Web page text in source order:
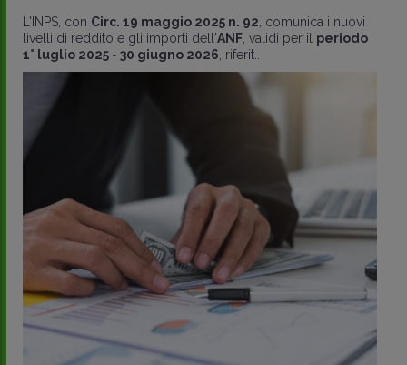
L'INPS, con Circ. 19 maggio 2025 n. 92 , comunica i nuovi
livelli di reddito e gli importi dell'ANF , validi per il periodo
1° luglio 2025 - 30 giugno 2026 , riferit..